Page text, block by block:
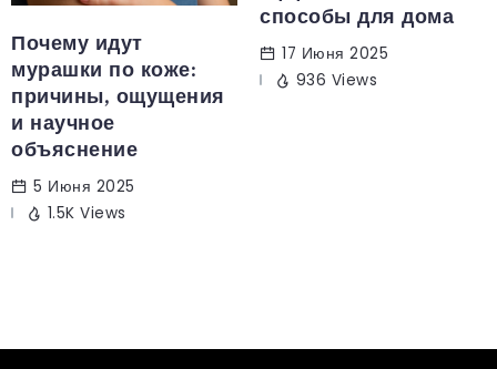
способы для дома
17 Июня 2025
936 Views
Почему идут
мурашки по коже:
причины, ощущения
и научное
объяснение
5 Июня 2025
1.5K Views